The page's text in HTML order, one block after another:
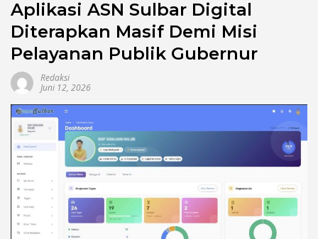
Aplikasi ASN Sulbar Digital
Diterapkan Masif Demi Misi
Pelayanan Publik Gubernur
Redaksi
Juni 12, 2026